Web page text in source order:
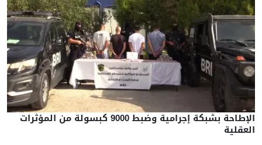
الإطاحة بشبكة إجرامية وضبط 9000 كبسولة من المؤثرات
العقلية